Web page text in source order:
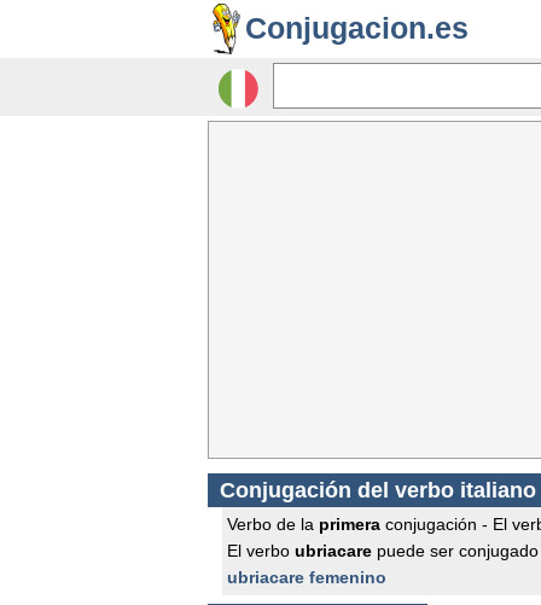
Conjugacion.es
Conjugación del verbo
Verbo de la primera conjugación - El
El verbo ubriacare puede ser
ubriacare femenino